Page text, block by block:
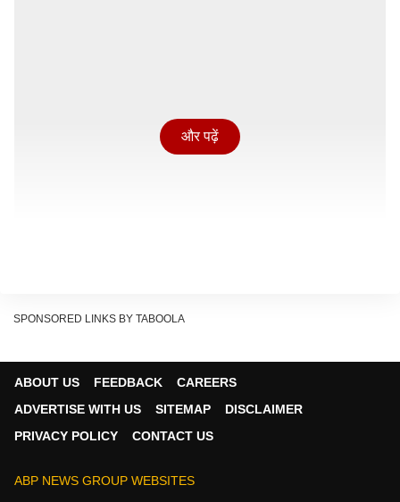
आज ग्रहों से बनने वाले वाशि योग, आनन्दादि योग, सुनफा योग, शंख
और पढ़ें
SPONSORED LINKS BY TABOOLA
ABOUT US FEEDBACK
CAREERS
ADVERTISE WITH US
SITEMAP
DISCLAIMER
PRIVACY POLICY
CONTACT US
ABP NEWS GROUP WEBSITES